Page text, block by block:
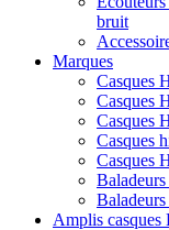
bruit
Marques
Casques
Casques
Casques
Casques
Casques
Amplis casques